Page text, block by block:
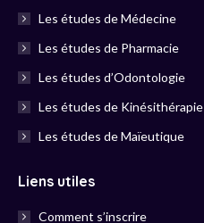
Les études de Médecine
Les études de Pharmacie
Les études d’Odontologie
Les études de Kinésithérapie
Les études de Maïeutique
Liens utiles
Comment s’inscrire